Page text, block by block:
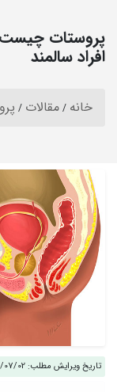
پروستات
افراد سالمند
خانه مقالات
تاریخ ویرایش مطلب: 07/02